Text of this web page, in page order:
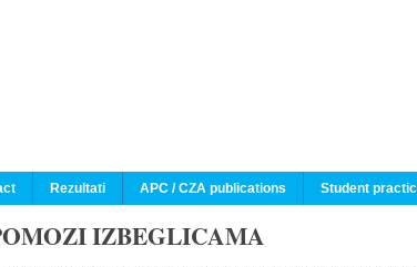
Rezultati APC / CZA publications Student
IZBEGLICAMA